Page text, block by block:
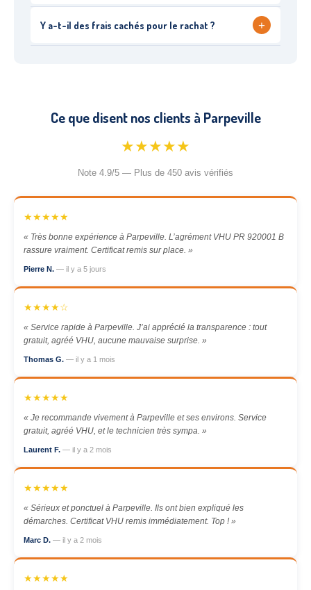
Y a-t-il des frais cachés pour le rachat ? +
Ce que disent nos clients à Parpeville
★★★★★
Note 4.9/5 — Plus de 450 avis vérifiés
★★★★★
« Très bonne expérience à Parpeville. L’agrément VHU PR 920001 B
rassure vraiment. Certificat remis sur place. »
Pierre N. — il y a 5 jours
★★★★☆
« Service rapide à Parpeville. J’ai apprécié la transparence : tout
gratuit, agréé VHU, aucune mauvaise surprise. »
Thomas G. — il y a 1 mois
★★★★★
« Je recommande vivement à Parpeville et ses environs. Service
gratuit, agréé VHU, et le technicien très sympa. »
Laurent F. — il y a 2 mois
★★★★★
« Sérieux et ponctuel à Parpeville. Ils ont bien expliqué les
démarches. Certificat VHU remis immédiatement. Top ! »
Marc D. — il y a 2 mois
★★★★★